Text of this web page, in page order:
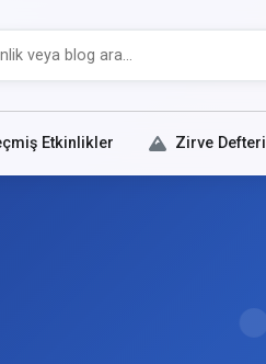
Etkinlikler Zirve Defteri